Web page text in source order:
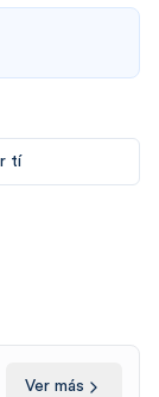
tí
Ver más